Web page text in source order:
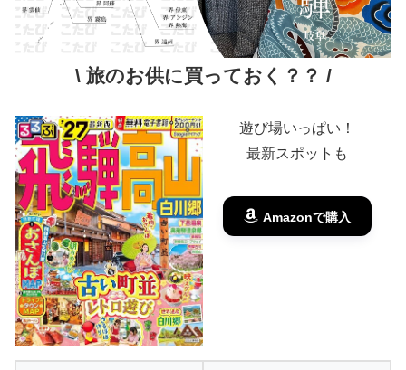
\ 旅のお供に買っておく？？ /
遊び場いっぱい！
最新スポットも
Amazonで購入